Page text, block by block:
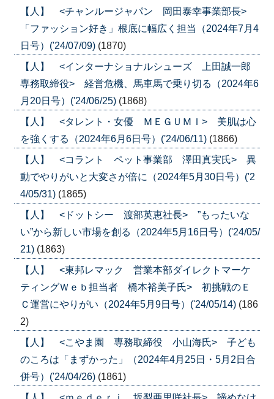
【人】 <チャンルージャパン 岡田泰幸事業部長>
「ファッション好き」根底に幅広く担当（2024年7月4
日号）('24/07/09) (1870)
【人】 <インターナショナルシューズ 上田誠一郎
専務取締役> 経営危機、馬車馬で乗り切る（2024年6
月20日号）('24/06/25) (1868)
【人】 <タレント・女優 ＭＥＧＵＭＩ> 美肌は心
を強くする（2024年6月6日号）('24/06/11) (1866)
【人】 <コラント ペット事業部 澤田真実氏> 異
動でやりがいと大変さが倍に（2024年5月30日号）('2
4/05/31) (1865)
【人】 <ドットシー 渡部英恵社長> ”もったいな
い”から新しい市場を創る（2024年5月16日号）('24/05/
21) (1863)
【人】 <東邦レマック 営業本部ダイレクトマーケ
ティングＷｅｂ担当者 橋本裕美子氏> 初挑戦のＥ
Ｃ運営にやりがい（2024年5月9日号）('24/05/14) (186
2)
【人】 <こやま園 専務取締役 小山海氏> 子ども
のころは「まずかった」（2024年4月25日・5月2日合
併号）('24/04/26) (1861)